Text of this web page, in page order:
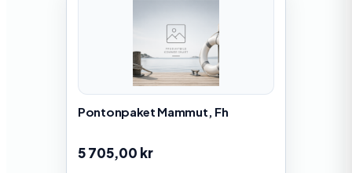
Pontonpaket Mammut, Fh
5 705,00 kr